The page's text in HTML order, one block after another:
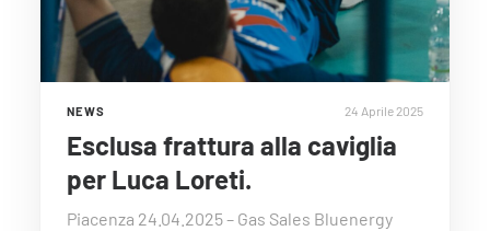
NEWS 24 Aprile 2025
Esclusa frattura alla caviglia
per Luca Loreti.
Piacenza 24.04.2025 – Gas Sales Bluenergy